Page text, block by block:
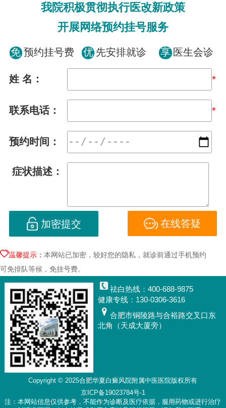
我院积极贯彻执行医改新政策
开展网络预约挂号服务
免 预约挂号费 优 先安排就诊 享 医生会诊
姓 名： *
联系电话： *
预约时间：
症状描述：
加密提交 在线答疑
温馨提示： 本网站已加密，较好您的隐私，就诊前通过手机预约
可免排队等候，免挂号费。
祛白热线：400-688-9875
健康专线：130-0306-3616
合肥市铜陵路与合裕路交叉口东
北角（天成大厦旁）
Copyright © 2025合肥华夏白癜风院附属中医医院版权所有
京ICP备19023784号-1
注：本网站信息仅供参考，不能作为诊断及医疗依据，服用药物或进行治疗